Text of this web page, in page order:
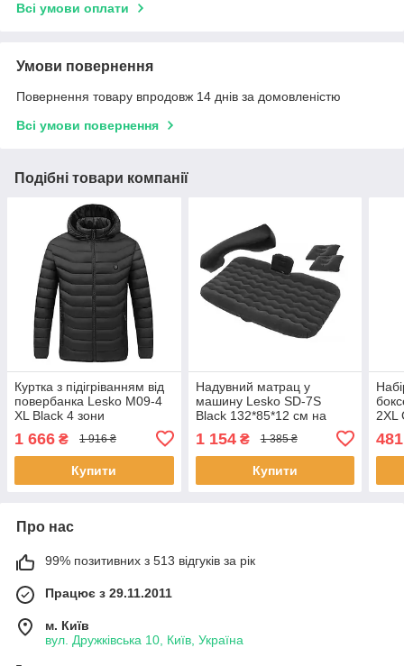
Всі умови оплати
Умови повернення
Повернення товару впродовж 14 днів за домовленістю
Всі умови повернення
Подібні товари компанії
Куртка з підігріванням від
повербанка Lesko M09-4
XL Black 4 зони
підігрівання для туризму
риболовлі 1 шт.
1 666 ₴ 1 916 ₴
Купити
Надувний матрац у
машину Lesko SD-7S
Black 132*85*12 см на
заднє сидіння в багажник
авто 2 шт.
1 154₴ 1 385 ₴
Купити
2XL
481
Про нас
99% позитивних з 513 відгуків за рік
Працює з 29.11.2011
м. Київ
вул. Дружківська 10, Київ, Україна